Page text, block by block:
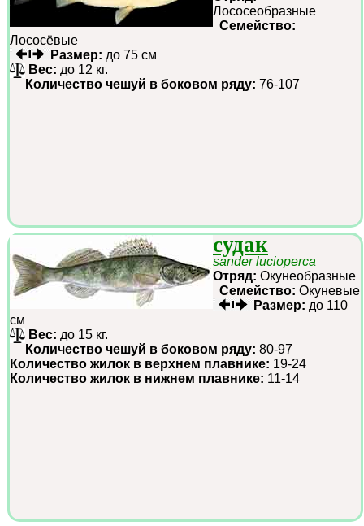
Лососеобразные
Семейство:
Лососёвые
Размер: до 75 см
Вес: до 12 кг.
Количество чешуй в боковом ряду: 76-107
судак
sander lucioperca
Отряд: Окунеобразные
Семейство: Окуневые
Размер: до 110
см
Вес: до 15 кг.
Количество чешуй в боковом ряду: 80-97
Количество жилок в верхнем плавнике: 19-24
Количество жилок в нижнем плавнике: 11-14